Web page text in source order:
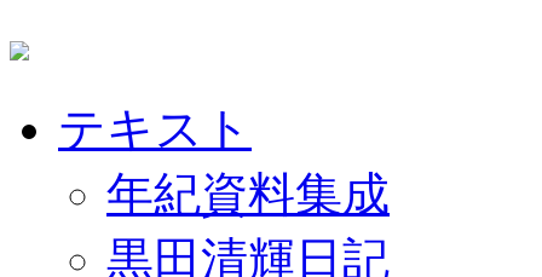
テキスト
年紀資料集成
黒田清輝日記